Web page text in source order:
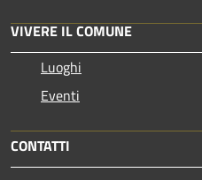
VIVERE IL COMUNE
Luoghi
Eventi
CONTATTI